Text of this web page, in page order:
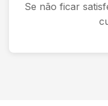
Se não ficar